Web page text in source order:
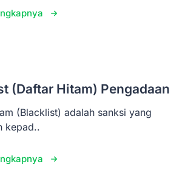
(Daftar Hitam) Pengadaan
(Blacklist) adalah sanksi yang
kepad..